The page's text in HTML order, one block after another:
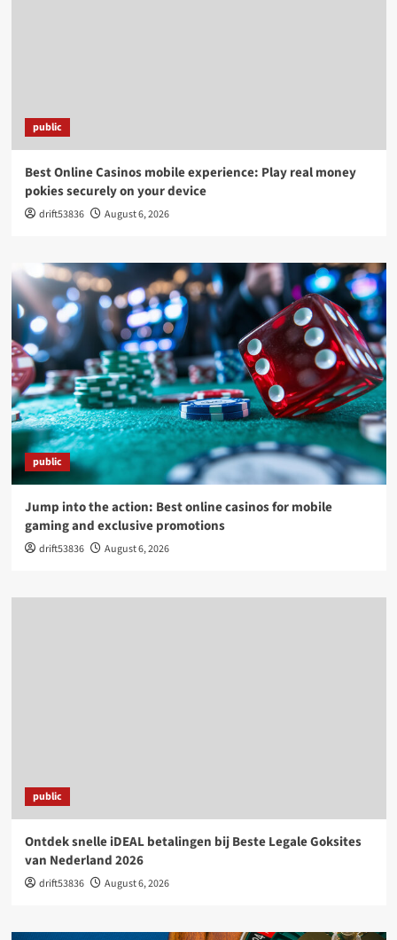
public
Best Online Casinos mobile experience: Play real money
pokies securely on your device
drift53836 August 6, 2026
public
Jump into the action: Best online casinos for mobile
gaming and exclusive promotions
drift53836 August 6, 2026
public
Ontdek snelle iDEAL betalingen bij Beste Legale Goksites
van Nederland 2026
drift53836 August 6, 2026